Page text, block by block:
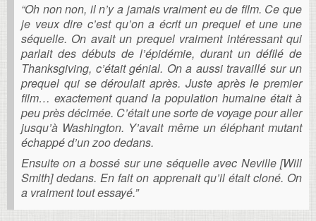
“Oh non non, il n’y a jamais vraiment eu de film. Ce que
je veux dire c’est qu’on a écrit un prequel et une une
séquelle. On avait un prequel vraiment intéressant qui
parlait des débuts de l’épidémie, durant un défilé de
Thanksgiving, c’était génial. On a aussi travaillé sur un
prequel qui se déroulait après. Juste après le premier
film… exactement quand la population humaine était à
peu près décimée. C’était une sorte de voyage pour aller
jusqu’à Washington. Y’avait même un éléphant mutant
échappé d’un zoo dedans.
Ensuite on a bossé sur une séquelle avec Neville [Will
Smith] dedans. En fait on apprenait qu’il était cloné. On
a vraiment tout essayé.”